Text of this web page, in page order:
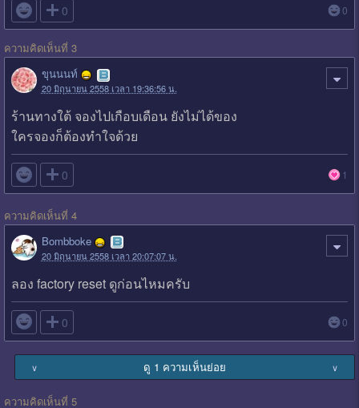
 0 0
ความคิดเห็นที่ 3
ขุนนนท์
20 มิถุนายน 2558 เวลา 19:36:56 น.
ร้านทางใต้ จองไปเกือบเดือน ยังไม่ได้ของ
ใครจองก็ต้องทำใจด้วย
 0 1
ความคิดเห็นที่ 4
Bombboke
20 มิถุนายน 2558 เวลา 20:07:07 น.
ลอง factory reset ดูก่อนไหมครับ
 0 0
∨ ดู 1 ความเห็นย่อย ∨
ความคิดเห็นที่ 5